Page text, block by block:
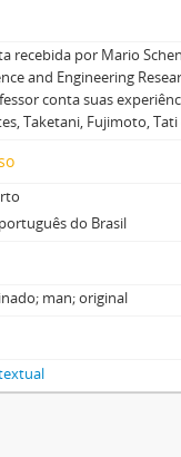
recebida por Mario
and Engineering
conta suas
Taketani, Fujimoto,
português do Brasil
man; original